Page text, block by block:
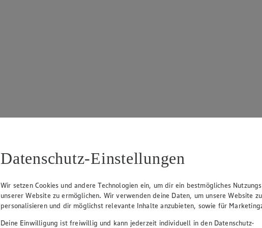
Datenschutz-Einstellungen
Wir setzen Cookies und andere Technologien ein, um dir ein bestmögliches
unserer Website zu ermöglichen. Wir verwenden deine Daten, um unsere Website zu
personalisieren und dir möglichst relevante Inhalte anzubieten, sowie für
Deine Einwilligung ist freiwillig und kann jederzeit individuell in den Datenschutz-